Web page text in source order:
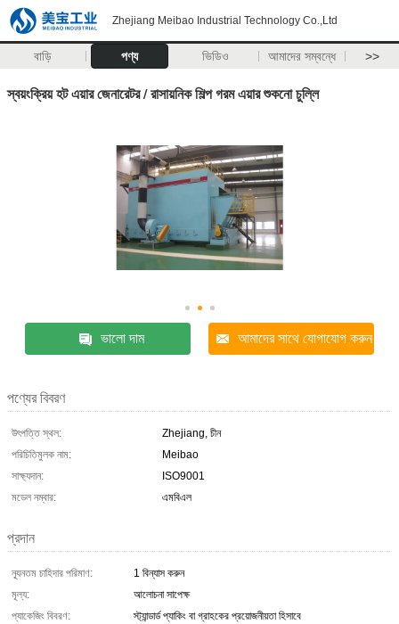
Zhejiang Meibao Industrial Technology Co.,Ltd
বাড়ি পণ্য ভিডিও আমাদের সম্বন্ধে >>
স্বয়ংক্রিয় হট এয়ার জেনারেটর / রাসায়নিক শিল্প গরম এয়ার শুকনো চুল্লি
ভালো দাম আমাদের সাথে যোগাযোগ করুন
পণ্যের বিবরণ
উৎপত্তি স্থল:
Zhejiang, চীন
পরিচিতিমুলক নাম:
Meibao
সাক্ষ্যদান:
ISO9001
মডেল নম্বার:
এমবিএল
প্রদান
ন্যূনতম চাহিদার পরিমাণ:
1 বিন্যাস করুন
মূল্য:
আলোচনা সাপেক্ষ
প্যাকেজিং বিবরণ:
স্ট্যান্ডার্ড প্যাকিং বা গ্রাহকের প্রয়োজনীয়তা হিসাবে